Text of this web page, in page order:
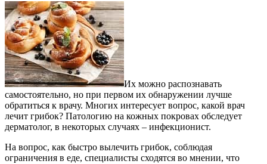
Их можно распознавать
самостоятельно, но при первом их обнаружении лучше
обратиться к врачу. Многих интересует вопрос, какой врач
лечит грибок? Патологию на кожных покровах обследует
дерматолог, в некоторых случаях – инфекционист.
На вопрос, как быстро вылечить грибок, соблюдая
ограничения в еде, специалисты сходятся во мнении, что